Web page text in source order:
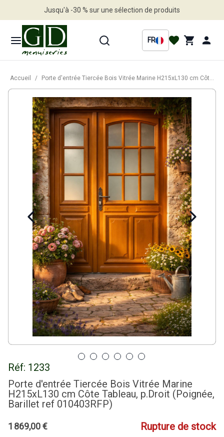
Jusqu'à -30 % sur une sélection de produits
FR
Accueil / Porte d'entrée Tiercée Bois Vitrée Marine H215xL130 cm Côte Tableau, p.Droit (Poignée, Barillet ref 010403RFP)
Réf: 1233
Porte d'entrée Tiercée Bois Vitrée Marine
H215xL130 cm Côte Tableau, p.Droit (Poignée,
Barillet ref 010403RFP)
1 869,00€ Rupture de stock